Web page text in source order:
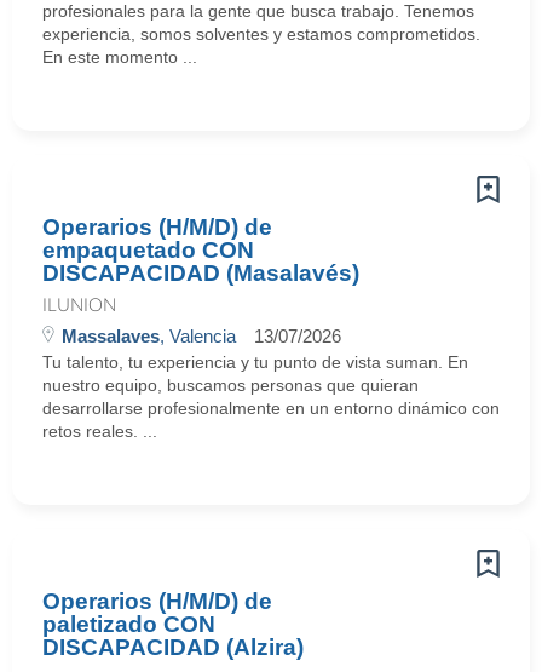
profesionales para la gente que busca trabajo. Tenemos
experiencia, somos solventes y estamos comprometidos.
En este momento ...
Operarios (H/M/D) de
empaquetado CON
DISCAPACIDAD (Masalavés)
ILUNION
Massalaves, Valencia 13/07/2026
Tu talento, tu experiencia y tu punto de vista suman. En
nuestro equipo, buscamos personas que quieran
desarrollarse profesionalmente en un entorno dinámico con
retos reales. ...
Operarios (H/M/D) de
paletizado CON
DISCAPACIDAD (Alzira)